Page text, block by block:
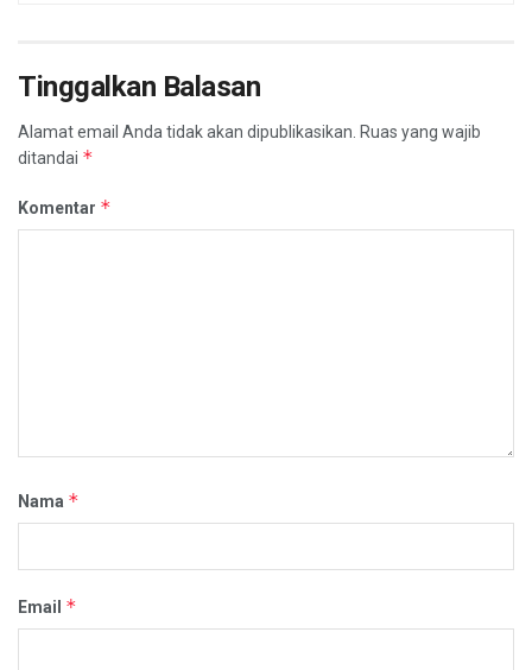
Tinggalkan Balasan
Alamat email Anda tidak akan dipublikasikan. Ruas yang wajib
ditandai *
Komentar *
Nama *
Email *